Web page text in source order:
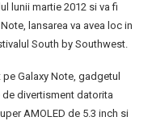
lunii martie 2012 si va fi
lansarea va avea loc in
South by Southwest.
Galaxy Note, gadgetul
divertisment datorita
AMOLED de 5.3 inch si